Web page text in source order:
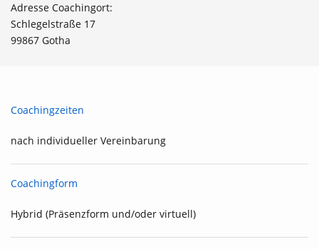
Adresse Coachingort:
Schlegelstraße 17
99867 Gotha
Coachingzeiten
nach individueller Vereinbarung
Coachingform
Hybrid (Präsenzform und/oder virtuell)